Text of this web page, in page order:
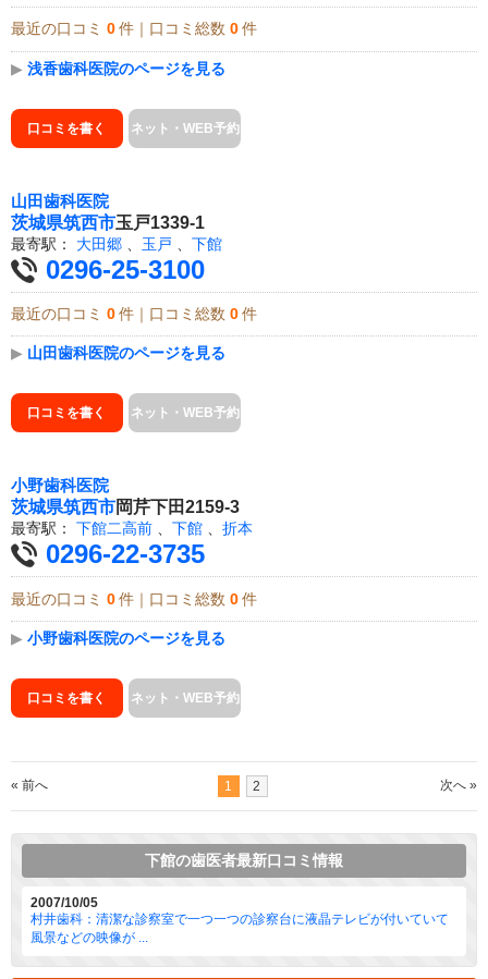
最近の口コミ 0 件｜口コミ総数 0 件
▶ 浅香歯科医院のページを見る
口コミを書く ネット・WEB予約
山田歯科医院
茨城県筑西市玉戸1339-1
最寄駅： 大田郷 玉戸 下館
0296-25-3100
最近の口コミ 0 件｜口コミ総数 0 件
▶ 山田歯科医院のページを見る
口コミを書く ネット・WEB予約
小野歯科医院
茨城県筑西市岡芹下田2159-3
最寄駅： 下館二高前 、 下館 、 折本
0296-22-3735
最近の口コミ 0 件｜口コミ総数 0 件
▶ 小野歯科医院のページを見る
口コミを書く ネット・WEB予約
« 前へ 1 2 次へ »
下館の歯医者最新口コミ情報
2007/10/05
村井歯科：清潔な診察室で一つ一つの診察台に液晶テレビが付いていて
風景などの映像が ...